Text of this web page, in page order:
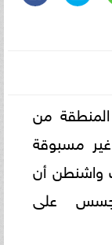
من
مسبوقة
واشنطن أن
على